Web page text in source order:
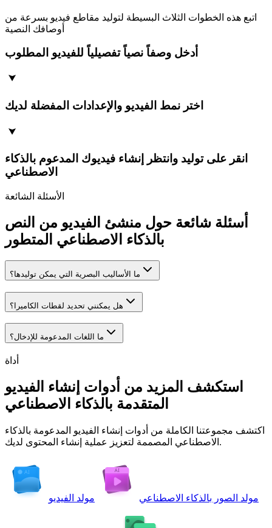
اتبع هذه الخطوات الثلاث البسيطة لتوليد مقاطع فيديو بسرعة من
أوصافك النصية
أدخل وصفاً نصياً تفصيلياً للفيديو المطلوب
اختر نمط الفيديو والإعدادات المفضلة لديك
انقر على توليد وانتظر إنشاء فيديوك المدعوم بالذكاء
الاصطناعي
الأسئلة الشائعة
أسئلة شائعة حول منشئ الفيديو من النص
بالذكاء الاصطناعي المتطور
ما الأساليب البصرية التي يمكن توليدها؟
هل يمكنني تحديد لقطات الكاميرا؟
ما اللغات المدعومة للإدخال؟
أداة
استكشف المزيد من أدوات إنشاء الفيديو
المتقدمة بالذكاء الاصطناعي
اكتشف مجموعتنا الكاملة من أدوات إنشاء الفيديو المدعومة بالذكاء
الاصطناعي المصممة لتعزيز عملية إنشاء المحتوى لديك.
مولد الصور بالذكاء الاصطناعي مولد الفيديو